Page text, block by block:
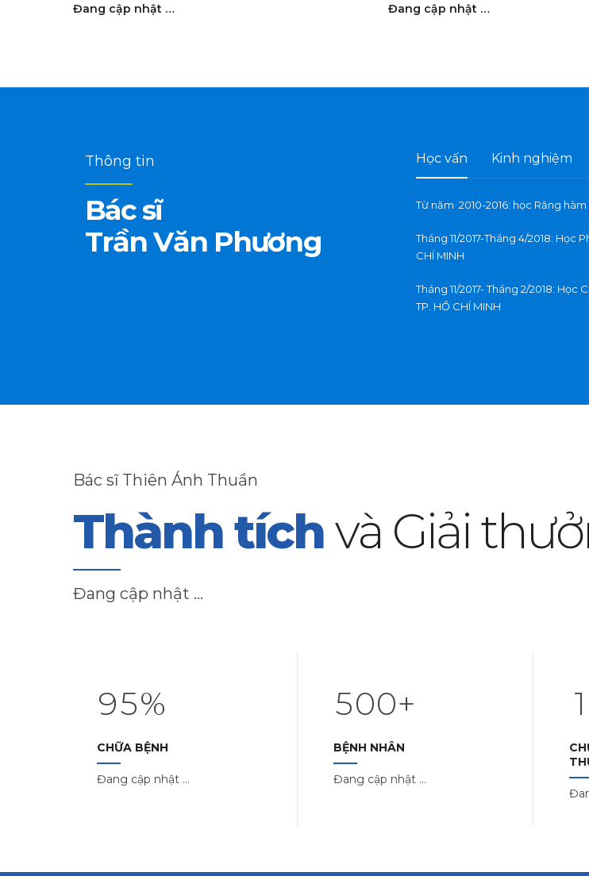
Đang cập nhật … Đang cập nhật …
Thông tin
Bác sĩ
Trần Văn Phương
Học vấn Kinh nghiệm
Từ năm 2010-2016: học Răng
Tháng 11/2017-Tháng 4/2018: Học
CHÍ MINH
Tháng 11/2017- Tháng 2/2018:
TP. HỒ CHÍ MINH
Bác sĩ Thiên Ánh Thuần
Thành tíchvà Giải
Đang cập nhật …
1
3
4
5
6
9
0
0
1
2
5%
CHỮA BỆNH
Đang cập nhật …
0
1
50
1
2
0
1
2
+
BỆNH NHÂN
Đang cập nhật …
1
2